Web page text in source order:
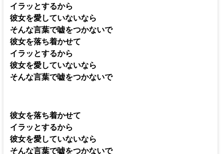
イラッとするから
彼女を愛していないなら
そんな言葉で嘘をつかないで
彼女を落ち着かせて
イラッとするから
彼女を愛していないなら
そんな言葉で嘘をつかないで
彼女を落ち着かせて
イラッとするから
彼女を愛していないなら
そんな言葉で嘘をつかないで